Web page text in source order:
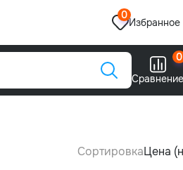
0
Избранное
Сравнение
0
СортировкаЦена